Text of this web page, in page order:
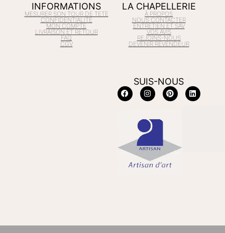
INFORMATIONS
MESURER SON TOUR DE TETE
CONFIDENTIALITÉ
MON COMPTE
LIVRAISON ET RETOUR
FAQ
CGV
LA CHAPELLERIE
À PROPOS
NOUS CONTACTER
ENTRETIEN ET SAV
VOS AVIS
REJOINS-NOUS
DEVENIR REVENDEUR
SUIS-NOUS